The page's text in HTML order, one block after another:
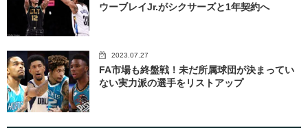
ウーブレイJr.がシクサーズと1年契約へ
2023.07.27
FA市場も終盤戦！未だ所属球団が決まってい
ない実力派の選手をリストアップ